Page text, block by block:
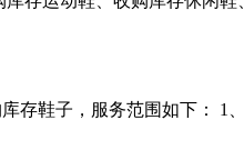
存鞋子 ，服务范围如下： 1